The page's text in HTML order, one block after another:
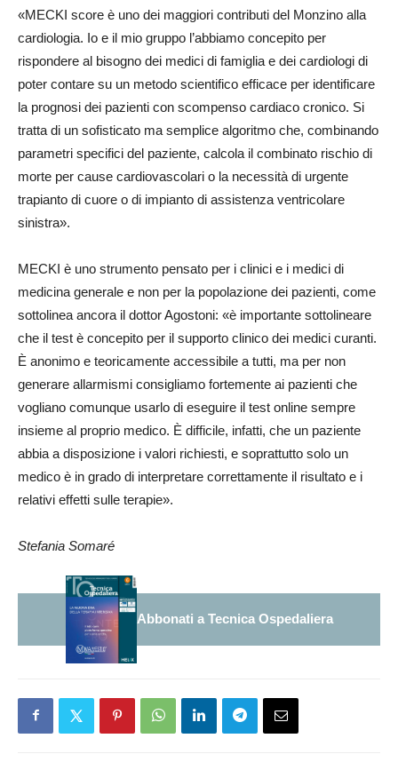
«MECKI score è uno dei maggiori contributi del Monzino alla
cardiologia. Io e il mio gruppo l’abbiamo concepito per
rispondere al bisogno dei medici di famiglia e dei cardiologi di
poter contare su un metodo scientifico efficace per identificare
la prognosi dei pazienti con scompenso cardiaco cronico. Si
tratta di un sofisticato ma semplice algoritmo che, combinando
parametri specifici del paziente, calcola il combinato rischio di
morte per cause cardiovascolari o la necessità di urgente
trapianto di cuore o di impianto di assistenza ventricolare
sinistra».
MECKI è uno strumento pensato per i clinici e i medici di
medicina generale e non per la popolazione dei pazienti, come
sottolinea ancora il dottor Agostoni: «è importante sottolineare
che il test è concepito per il supporto clinico dei medici curanti.
È anonimo e teoricamente accessibile a tutti, ma per non
generare allarmismi consigliamo fortemente ai pazienti che
vogliano comunque usarlo di eseguire il test online sempre
insieme al proprio medico. È difficile, infatti, che un paziente
abbia a disposizione i valori richiesti, e soprattutto solo un
medico è in grado di interpretare correttamente il risultato e i
relativi effetti sulle terapie».
Stefania Somaré
Abbonati a Tecnica Ospedaliera